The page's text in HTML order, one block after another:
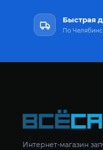
Быстрая
По
Интернет-магазин